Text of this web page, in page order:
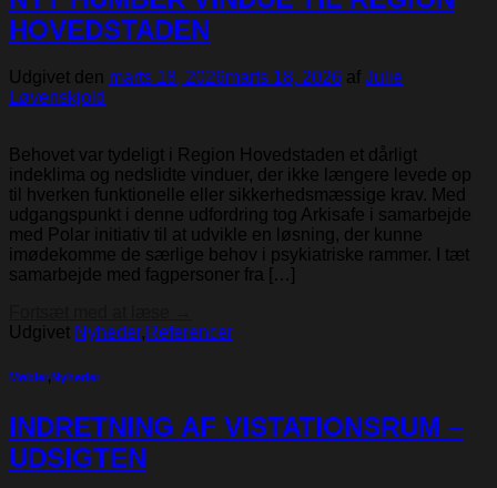
HOVEDSTADEN
Udgivet den marts 18, 2026marts 18, 2026 af Julie
Løvenskjold
Behovet var tydeligt i Region Hovedstaden et dårligt
indeklima og nedslidte vinduer, der ikke længere levede op
til hverken funktionelle eller sikkerhedsmæssige krav. Med
udgangspunkt i denne udfordring tog Arkisafe i samarbejde
med Polar initiativ til at udvikle en løsning, der kunne
imødekomme de særlige behov i psykiatriske rammer. I tæt
samarbejde med fagpersoner fra […]
Udgivet Nyheder,Referencer
Møbler, Nyheder
INDRETNING AF VISTATIONSRUM –
UDSIGTEN